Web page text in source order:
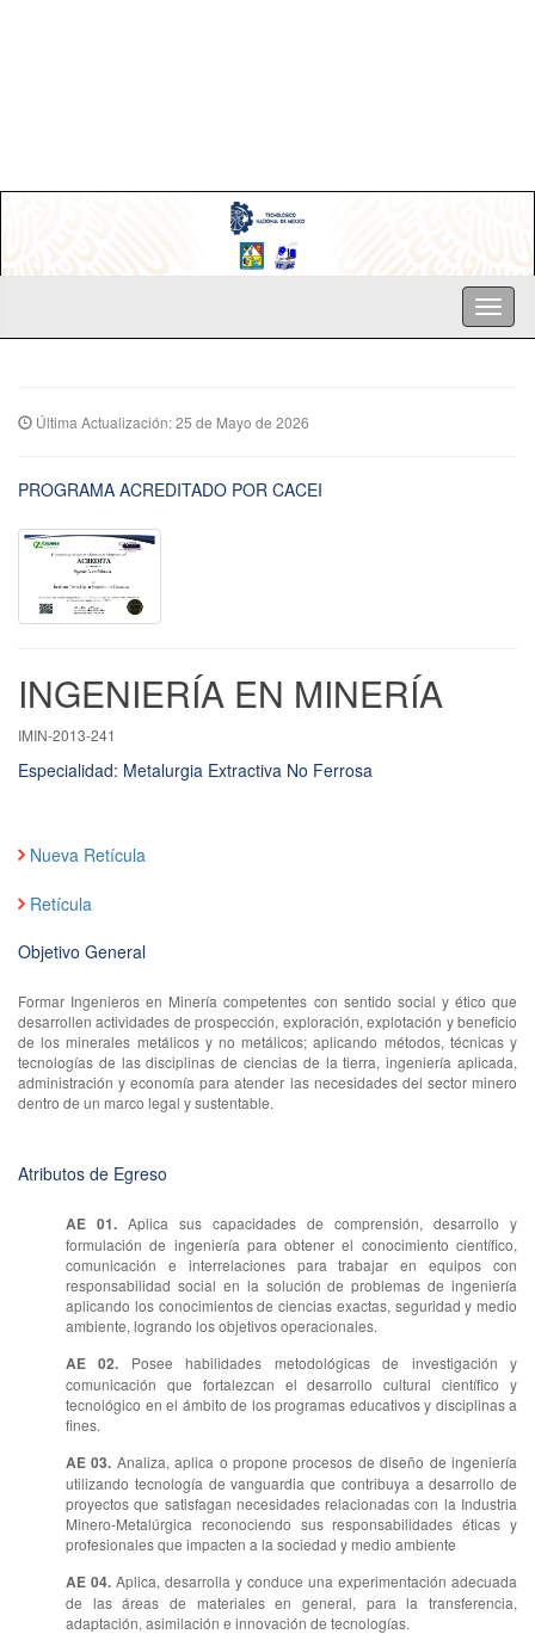
Última Actualización: 25 de Mayo de 2026
PROGRAMA ACREDITADO POR CACEI
INGENIERÍA EN MINERÍA
IMIN-2013-241
Especialidad: Metalurgia Extractiva No Ferrosa
Nueva Retícula
Retícula
Objetivo General
Formar Ingenieros en Minería competentes con sentido social y ético que
desarrollen actividades de prospección, exploración, explotación y beneficio
de los minerales metálicos y no metálicos; aplicando métodos, técnicas y
tecnologías de las disciplinas de ciencias de la tierra, ingeniería aplicada,
administración y economía para atender las necesidades del sector minero
dentro de un marco legal y sustentable.
Atributos de Egreso
AE 01. Aplica sus capacidades de comprensión, desarrollo y
formulación de ingeniería para obtener el conocimiento científico,
comunicación e interrelaciones para trabajar en equipos con
responsabilidad social en la solución de problemas de ingeniería
aplicando los conocimientos de ciencias exactas, seguridad y medio
ambiente, logrando los objetivos operacionales.
AE 02. Posee habilidades metodológicas de investigación y
comunicación que fortalezcan el desarrollo cultural científico y
tecnológico en el ámbito de los programas educativos y disciplinas a
fines.
AE 03. Analiza, aplica o propone procesos de diseño de ingeniería
utilizando tecnología de vanguardia que contribuya a desarrollo de
proyectos que satisfagan necesidades relacionadas con la Industria
Minero-Metalúrgica reconociendo sus responsabilidades éticas y
profesionales que impacten a la sociedad y medio ambiente
AE 04. Aplica, desarrolla y conduce una experimentación adecuada
de las áreas de materiales en general, para la transferencia,
adaptación, asimilación e innovación de tecnologías.